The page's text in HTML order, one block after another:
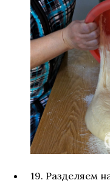
19. Разделяем